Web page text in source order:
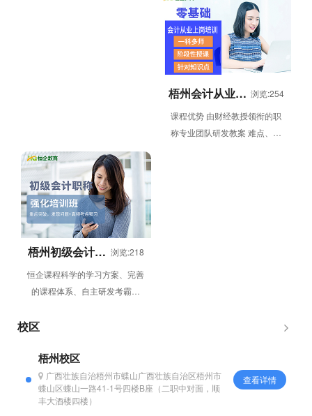
科目分为公共课和专业课，公...
梧州会计从业上 浏览:254
课程优势 由财经教授领衔的职
称专业团队研发教案 难点、考
梧州初级会计职 浏览:218
恒企课程科学的学习方案、完善
的课程体系、自主研发考霸教
校区
梧州校区
广西壮族自治梧州市蝶山广西壮族自治区梧州市
蝶山区蝶山一路41-1号四楼B座（二职中对面，顺
丰大酒楼四楼）
查看详情